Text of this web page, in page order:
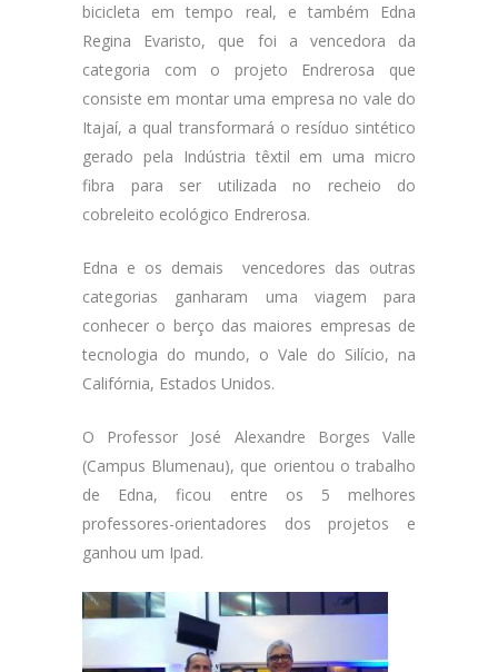
bicicleta em tempo real, e também Edna
Regina Evaristo, que foi a vencedora da
categoria com o projeto Endrerosa que
consiste em montar uma empresa no vale do
Itajaí, a qual transformará o resíduo sintético
gerado pela Indústria têxtil em uma micro
fibra para ser utilizada no recheio do
cobreleito ecológico Endrerosa.
Edna e os demais vencedores das outras
categorias ganharam uma viagem para
conhecer o berço das maiores empresas de
tecnologia do mundo, o Vale do Silício, na
Califórnia, Estados Unidos.
O Professor José Alexandre Borges Valle
(Campus Blumenau), que orientou o trabalho
de Edna, ficou entre os 5 melhores
professores-orientadores dos projetos e
ganhou um Ipad.